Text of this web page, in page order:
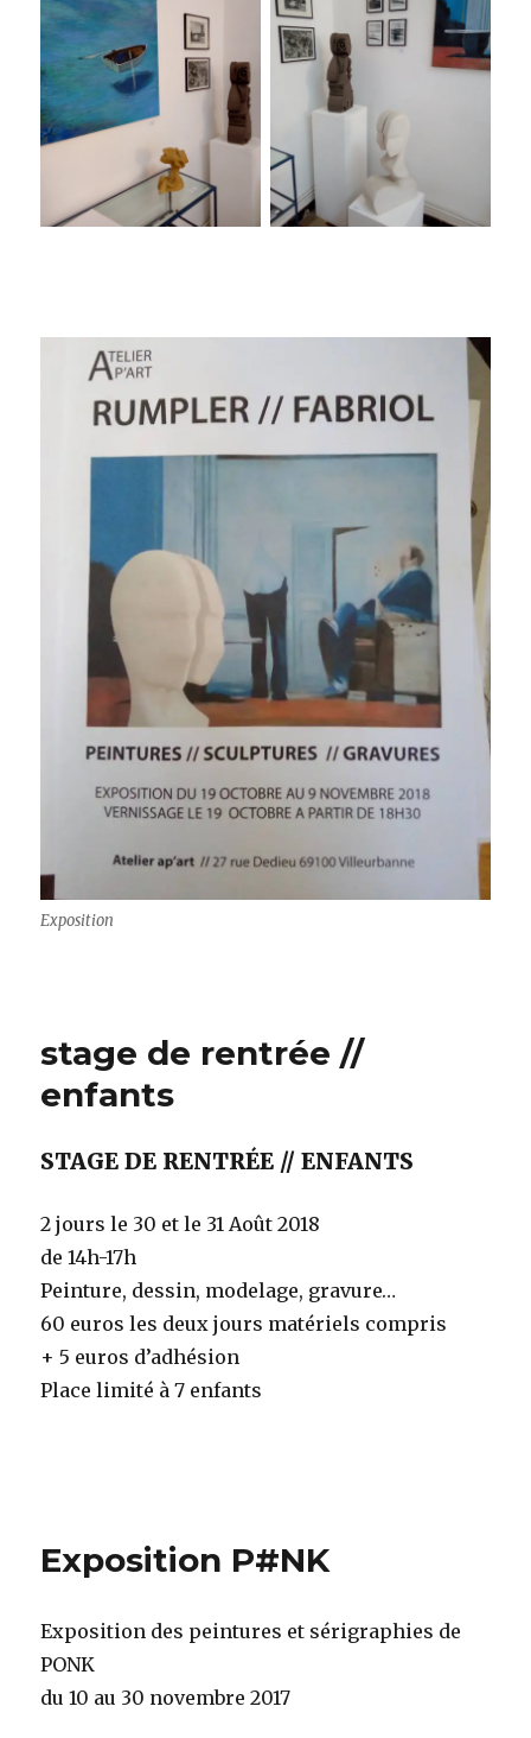
Exposition
stage de rentrée //
enfants
STAGE DE RENTRÉE // ENFANTS
2 jours le 30 et le 31 Août 2018
de 14h-17h
Peinture, dessin, modelage, gravure…
60 euros les deux jours matériels compris
+ 5 euros d’adhésion
Place limité à 7 enfants
Exposition P#NK
Exposition des peintures et sérigraphies de
PONK
du 10 au 30 novembre 2017